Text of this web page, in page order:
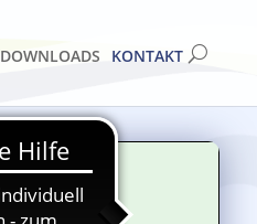
DOWNLOADS KONTAKT